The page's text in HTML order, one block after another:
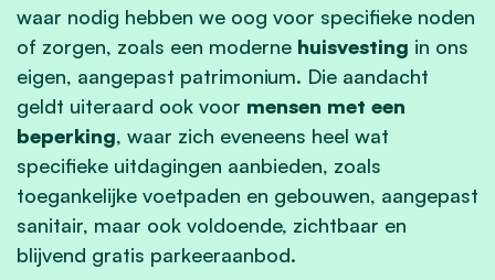
waar nodig hebben we oog voor specifieke noden
of zorgen, zoals een moderne huisvesting in ons
eigen, aangepast patrimonium. Die aandacht
geldt uiteraard ook voor mensen met een
beperking, waar zich eveneens heel wat
specifieke uitdagingen aanbieden, zoals
toegankelijke voetpaden en gebouwen, aangepast
sanitair, maar ook voldoende, zichtbaar en
blijvend gratis parkeeraanbod.